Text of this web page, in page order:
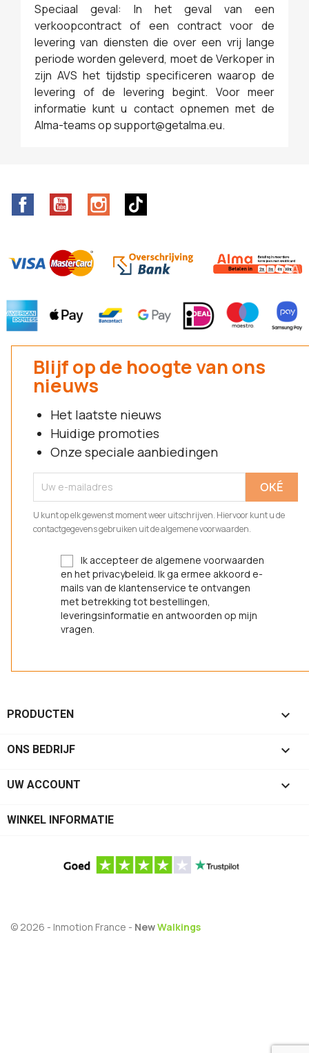
Speciaal geval: In het geval van een
verkoopcontract of een contract voor de
levering van diensten die over een vrij lange
periode worden geleverd, moet de Verkoper in
zijn AVS het tijdstip specificeren waarop de
levering of de levering begint. Voor meer
informatie kunt u contact opnemen met de
Alma-teams op support@getalma.eu.
FacebookYouTube Instagram
Blijf op de hoogte van ons
nieuws
Het laatste nieuws
Huidige promoties
Onze speciale aanbiedingen
U kunt op elk gewenst moment weer uitschrijven. Hiervoor kunt u de
contactgegevens gebruiken uit de algemene voorwaarden.
Ik accepteer de algemene voorwaarden
en het privacybeleid. Ik ga ermee akkoord e-
mails van de klantenservice te ontvangen
met betrekking tot bestellingen,
leveringsinformatie en antwoorden op mijn
vragen.
PRODUCTEN 
ONS BEDRIJF 
UW ACCOUNT 
WINKEL INFORMATIE
© 2026 - Inmotion France - NewWalkings